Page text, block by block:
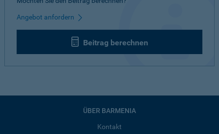
Angebot anfordern
Beitrag berechnen
ÜBER BARMENIA
Kontakt